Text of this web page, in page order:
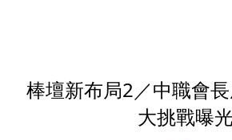
棒壇新布局2／中職會
大挑戰曝